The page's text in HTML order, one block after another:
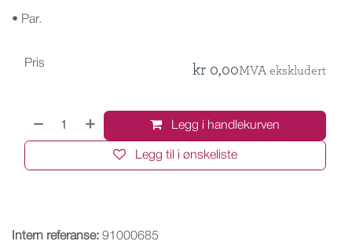
• Par.
Legg i handlekurven
Legg til i ønskeliste
Pris kr 0,00MVA ekskludert
Intern referanse: 91000685